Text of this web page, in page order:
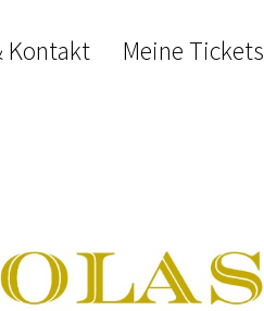
Kontakt Meine Tickets